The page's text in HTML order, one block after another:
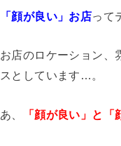
「顔が良い」お店って
お店のロケーション、
スとしています…。
あ、 「顔が良い」と